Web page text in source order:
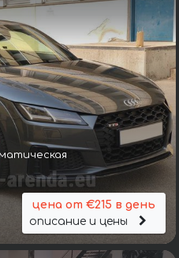
цена от €215 в день
описание и цены